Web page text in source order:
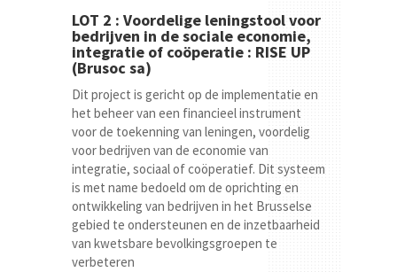
LOT 2 : Voordelige leningstool voor
bedrijven in de sociale economie,
integratie of coöperatie : RISE UP
(Brusoc sa)
Dit project is gericht op de implementatie en
het beheer van een financieel instrument
voor de toekenning van leningen, voordelig
voor bedrijven van de economie van
integratie, sociaal of coöperatief. Dit systeem
is met name bedoeld om de oprichting en
ontwikkeling van bedrijven in het Brusselse
gebied te ondersteunen en de inzetbaarheid
van kwetsbare bevolkingsgroepen te
verbeteren